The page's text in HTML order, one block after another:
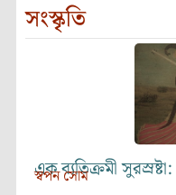
সংস্কৃতি
এক ব্যতিক্রমী
স্বপন সোম